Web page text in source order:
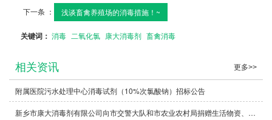
下一条 ： 浅谈畜禽养殖场的消毒措施！~
关键词：消毒 二氧化氯 康大消毒剂 畜禽消毒
相关资讯 更多>>
附属医院污水处理中心消毒试剂（10%次氯酸钠）招标公告
新乡市康大消毒剂有限公司向市交警大队和市农业农村局捐赠生活物资、防护用具和消毒剂